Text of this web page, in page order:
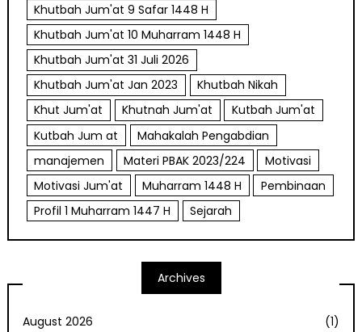
Khutbah Jum'at 9 Safar 1448 H
Khutbah Jum'at 10 Muharram 1448 H
Khutbah Jum'at 31 Juli 2026
Khutbah Jum'at Jan 2023
Khutbah Nikah
Khut Jum'at
Khutnah Jum'at
Kutbah Jum'at
Kutbah Jum at
Mahakalah Pengabdian
manajemen
Materi PBAK 2023/224
Motivasi
Motivasi Jum'at
Muharram 1448 H
Pembinaan
Profil 1 Muharram 1447 H
Sejarah
Archives
August 2026
(1)